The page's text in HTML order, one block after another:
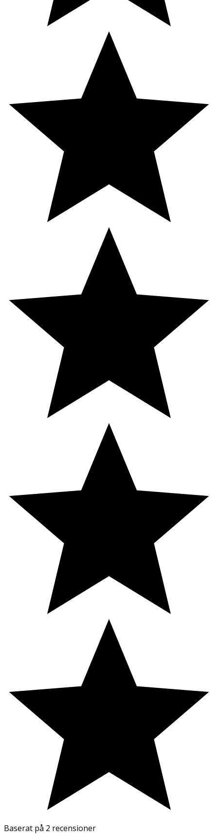
Baserat på 2 recensioner